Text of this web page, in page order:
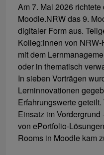
Am 7. Mai 2026
Moodle.NRW das 9.
digitaler Form aus.
Kolleg:innen von
mit dem
oder in thematisch
In sieben Vorträgen
Lerninnovationen
Erfahrungswerte
Einsatz im
von ePortfolio-
Rooms in Moodle kam